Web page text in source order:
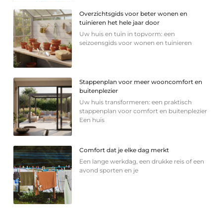
Overzichtsgids voor beter wonen en
tuinieren het hele jaar door
Uw huis en tuin in topvorm: een
seizoensgids voor wonen en tuinieren
Stappenplan voor meer wooncomfort en
buitenplezier
Uw huis transformeren: een praktisch
stappenplan voor comfort en buitenplezier
Een huis
Comfort dat je elke dag merkt
Een lange werkdag, een drukke reis of een
avond sporten en je